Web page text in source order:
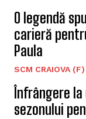
O legendă
carieră
Paula
SCM CRAIOVA (F)
Înfrângere
sezonului